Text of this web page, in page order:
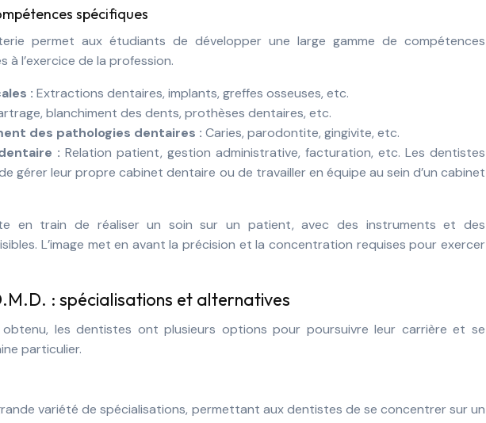
spécifiques
permet aux étudiants de développer une large gamme de compétences
à l’exercice de la profession.
: Extractions dentaires, implants, greffes osseuses, etc.
blanchiment des dents, prothèses dentaires, etc.
des pathologies dentaires : Caries, parodontite, gingivite, etc.
: Relation patient, gestion administrative, facturation, etc. Les dentistes
gérer leur propre cabinet dentaire ou de travailler en équipe au sein d’un cabinet
en train de réaliser un soin sur un patient, avec des instruments et des
L’image met en avant la précision et la concentration requises pour exercer
: spécialisations et alternatives
obtenu, les dentistes ont plusieurs options pour poursuivre leur carrière et se
particulier.
variété de spécialisations, permettant aux dentistes de se concentrer sur un